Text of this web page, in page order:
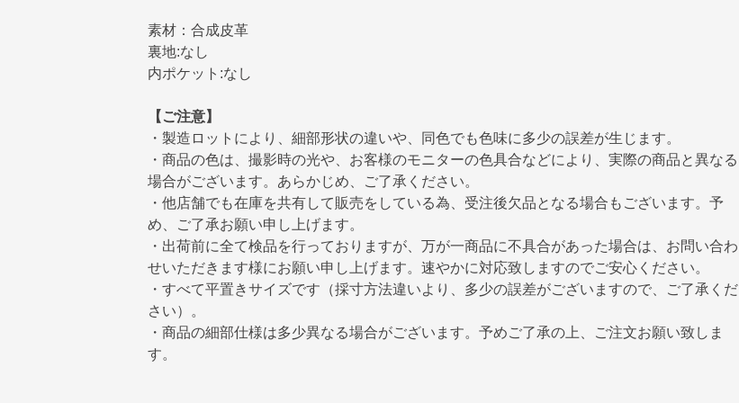
素材：合成皮革
裏地:なし
内ポケット:なし
【ご注意】
・製造ロットにより、細部形状の違いや、同色でも色味に多少の誤差が生じます。
・商品の色は、撮影時の光や、お客様のモニターの色具合などにより、実際の商品と異なる
場合がございます。あらかじめ、ご了承ください。
・他店舗でも在庫を共有して販売をしている為、受注後欠品となる場合もございます。予
め、ご了承お願い申し上げます。
・出荷前に全て検品を行っておりますが、万が一商品に不具合があった場合は、お問い合わ
せいただきます様にお願い申し上げます。速やかに対応致しますのでご安心ください。
・すべて平置きサイズです（採寸方法違いより、多少の誤差がございますので、ご了承くだ
さい）。
・商品の細部仕様は多少異なる場合がございます。予めご了承の上、ご注文お願い致しま
す。